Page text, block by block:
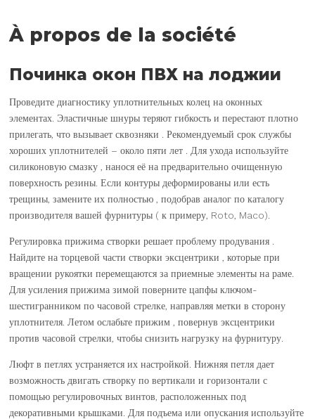
À propos de la société
Починка окон ПВХ на лоджии
Проведите диагностику уплотнительных колец на оконных
элементах. Эластичные шнуры теряют гибкость и перестают плотно
прилегать, что вызывает сквозняки . Рекомендуемый срок службы
хороших уплотнителей – около пяти лет . Для ухода используйте
силиконовую смазку , нанося её на предварительно очищенную
поверхность резины. Если контуры деформированы или есть
трещины, замените их полностью , подобрав аналог по каталогу
производителя вашей фурнитуры ( к примеру, Roto, Maco).
Регулировка прижима створки решает проблему продувания .
Найдите на торцевой части створки эксцентрики , которые при
вращении рукоятки перемещаются за приемные элементы на раме.
Для усиления прижима зимой поверните цапфы ключом-
шестигранником по часовой стрелке, направляя метки в сторону
уплотнителя. Летом ослабьте прижим , повернув эксцентрики
против часовой стрелки, чтобы снизить нагрузку на фурнитуру.
Люфт в петлях устраняется их настройкой. Нижняя петля дает
возможность двигать створку по вертикали и горизонтали с
помощью регулировочных винтов, расположенных под
декоративными крышками. Для подъема или опускания используйте